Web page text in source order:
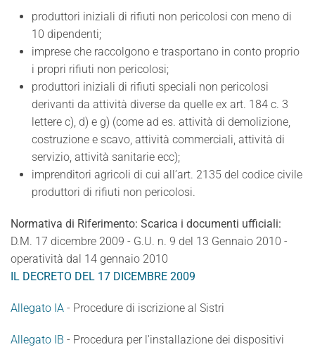
produttori iniziali di rifiuti non pericolosi con meno di
10 dipendenti;
imprese che raccolgono e trasportano in conto proprio
i propri rifiuti non pericolosi;
produttori iniziali di rifiuti speciali non pericolosi
derivanti da attività diverse da quelle ex art. 184 c. 3
lettere c), d) e g) (come ad es. attività di demolizione,
costruzione e scavo, attività commerciali, attività di
servizio, attività sanitarie ecc);
imprenditori agricoli di cui all’art. 2135 del codice civile
produttori di rifiuti non pericolosi.
Normativa di Riferimento: Scarica i documenti ufficiali:
D.M. 17 dicembre 2009 - G.U. n. 9 del 13 Gennaio 2010 -
operatività dal 14 gennaio 2010
IL DECRETO DEL 17 DICEMBRE 2009
Allegato IA - Procedure di iscrizione al Sistri
Allegato IB - Procedura per l'installazione dei dispositivi